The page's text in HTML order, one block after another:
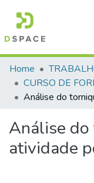
Communities &
All of DSpace
Home
Análise
atividade